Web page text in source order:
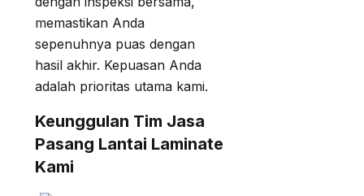
memastikan Anda
sepenuhnya puas dengan
hasil akhir. Kepuasan Anda
adalah prioritas utama kami.
Keunggulan Tim Jasa
Pasang Lantai Laminate
Kami